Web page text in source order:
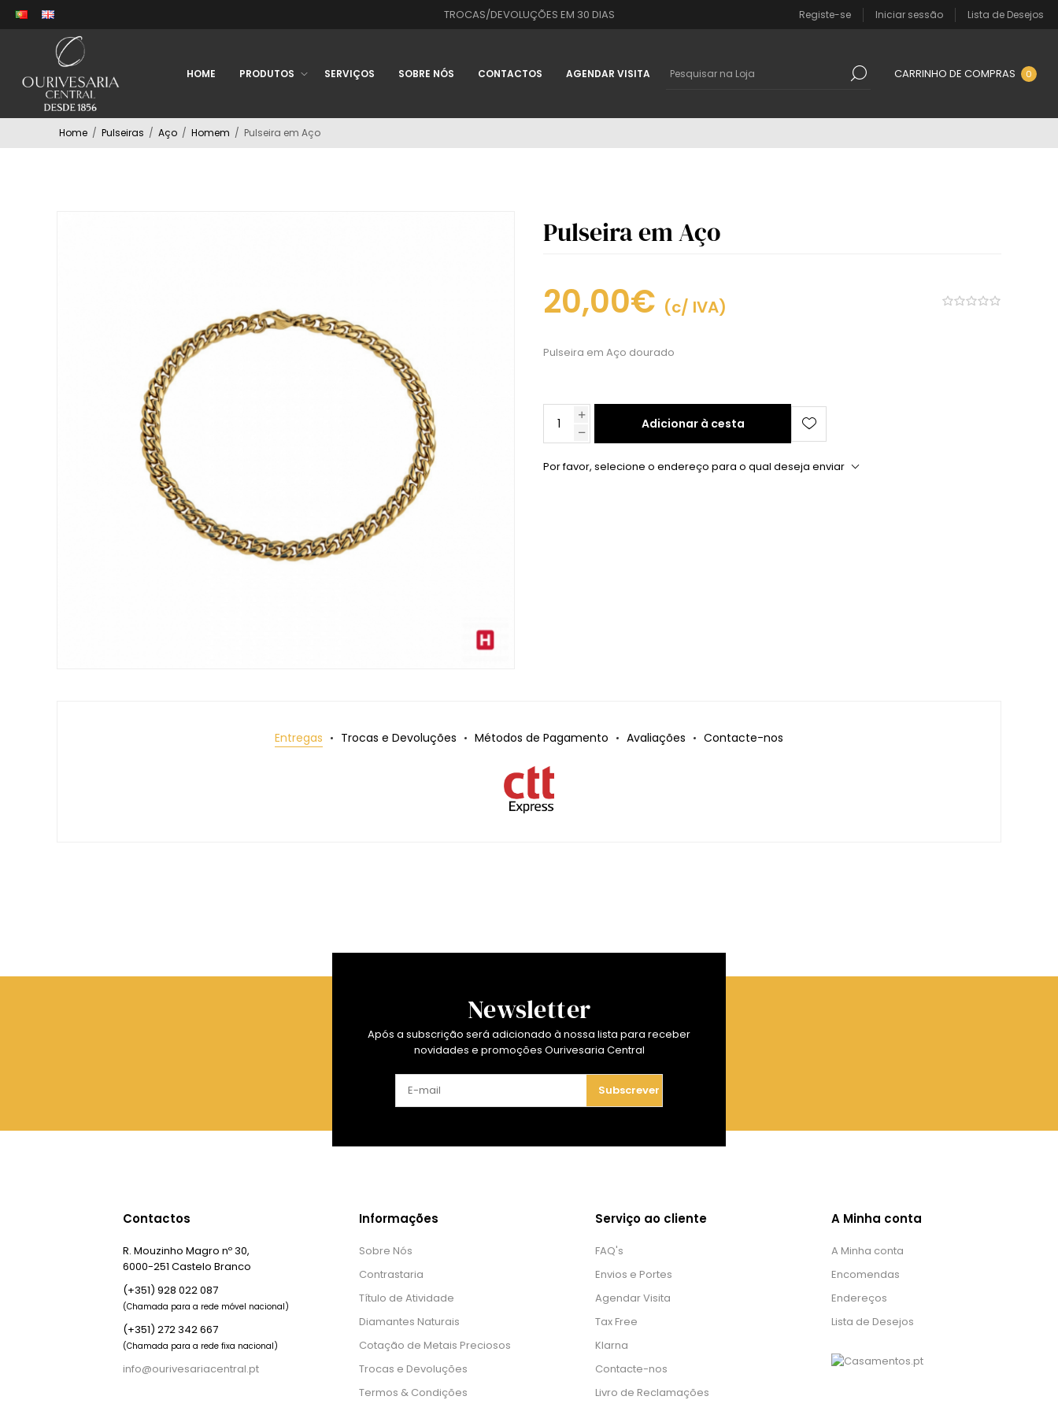
TROCAS/DEVOLUÇÕES EM 30 DIAS Registe-se Iniciar sessão Lista de Desejos
HOME PRODUTOS SERVIÇOS SOBRE NÓS CONTACTOS AGENDAR VISITA CARRINHO DE COMPRAS 0
Home / Pulseiras / Aço / Homem / Pulseira em Aço
Pulseira em Aço
20,00€ (c/ IVA)
Pulseira em Aço dourado
Adicionar à cesta
Por favor, selecione o endereço para o qual deseja enviar
Entregas Trocas e Devoluções Métodos de Pagamento Avaliações Contacte-nos
Newsletter
Após a subscrição será adicionado à nossa lista para receber
novidades e promoções Ourivesaria Central
Subscrever
Contactos
R. Mouzinho Magro nº 30,
6000-251 Castelo Branco
(+351) 928 022 087
(Chamada para a rede móvel nacional)
(+351) 272 342 667
(Chamada para a rede fixa nacional)
info@ourivesariacentral.pt
Informações
Sobre Nós
Contrastaria
Título de Atividade
Diamantes Naturais
Cotação de Metais Preciosos
Trocas e Devoluções
Termos & Condições
Serviço ao cliente
FAQ's
Envios e Portes
Agendar Visita
Tax Free
Klarna
Contacte-nos
Livro de Reclamações
A Minha conta
A Minha conta
Encomendas
Endereços
Lista de Desejos